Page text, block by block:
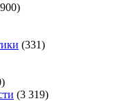
(331)
(3 319)